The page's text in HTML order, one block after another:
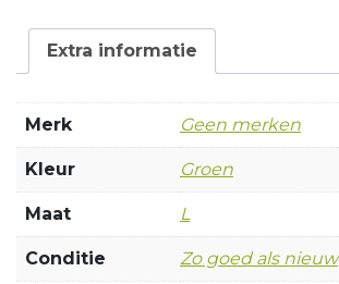
Extra informatie
Merk Geen merken
Kleur Groen
Maat L
Conditie Zo goed als nieuw